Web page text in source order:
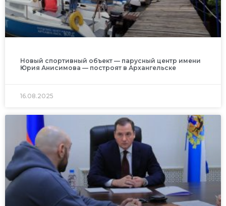
Новый спортивный объект — парусный центр имени
Юрия Анисимова — построят в Архангельске
16.08.2025